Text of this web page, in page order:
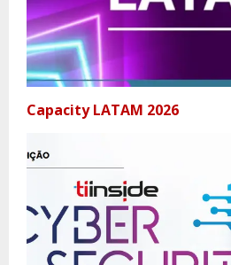
Capacity LATAM 2026